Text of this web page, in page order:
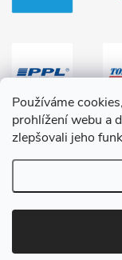
Používáme
prohlížení webu a
zlepšovali jeho